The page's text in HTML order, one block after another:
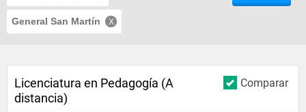
General San Martín
Comparar
Licenciatura en Pedagogía (A
distancia)